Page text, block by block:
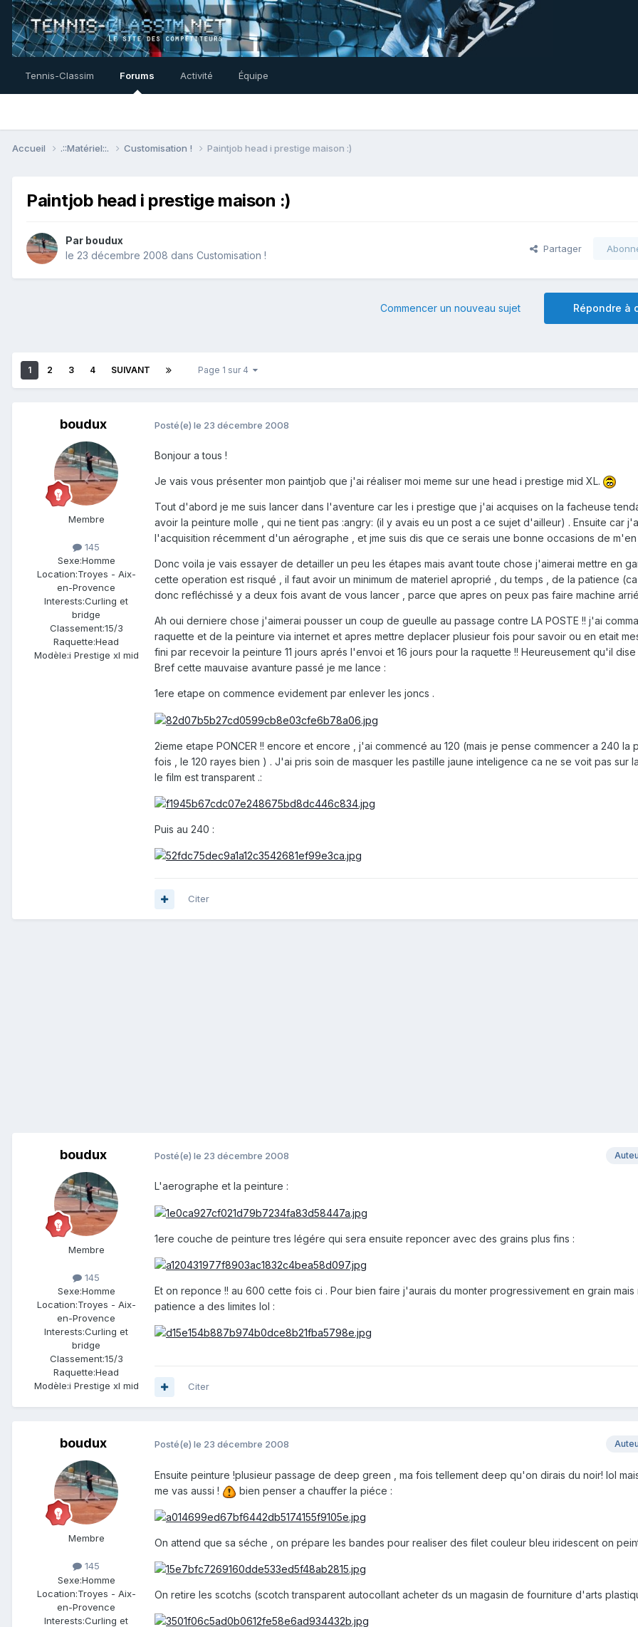
Tennis-Classim Forums Activité Équipe
Accueil .::Matériel::. Customisation ! Paintjob head i prestige maison :)
Paintjob head i prestige maison :)
Par boudux
le 23 décembre 2008 dans Customisation !
Partager
Répondre à
Commencer un nouveau sujet
1 2 3 4 SUIVANT Page 1 sur 4
boudux
Membre
145
Sexe:Homme
Location:Troyes - Aix-
en-Provence
Interests:Curling et
bridge
Classement:15/3
Raquette:Head
Modèle:i Prestige xl mid
Posté(e) le 23 décembre 2008
Bonjour a tous !
Je vais vous présenter mon paintjob que j'ai réaliser moi meme sur une head i prestige mid XL.
Tout d'abord je me suis lancer dans l'aventure car les i prestige que j'ai acquises on la facheuse
avoir la peinture molle , qui ne tient pas :angry: (il y avais eu un post a ce sujet d'ailleur) . Ensuite car
l'acquisition récemment d'un aérographe , et jme suis dis que ce serais une bonne occasions de
Donc voila je vais essayer de detailler un peu les étapes mais avant toute chose j'aimerai mettre en
cette operation est risqué , il faut avoir un minimum de materiel aproprié , du temps , de la patience
donc refléchissé y a deux fois avant de vous lancer , parce que apres on peux pas faire machine
Ah oui derniere chose j'aimerai pousser un coup de gueulle au passage contre LA POSTE !! j'ai
raquette et de la peinture via internet et apres mettre deplacer plusieur fois pour savoir ou en etait
fini par recevoir la peinture 11 jours aprés l'envoi et 16 jours pour la raquette !! Heureusement qu'il dise
Bref cette mauvaise avanture passé je me lance :
1ere etape on commence evidement par enlever les joncs .
2ieme etape PONCER !! encore et encore , j'ai commencé au 120 (mais je pense commencer a 240 la
fois , le 120 rayes bien ) . J'ai pris soin de masquer les pastille jaune inteligence ca ne se voit pas sur
le film est transparent .:
Puis au 240 :
Citer
boudux
Membre
145
Sexe:Homme
Location:Troyes - Aix-
en-Provence
Interests:Curling et
bridge
Classement:15/3
Raquette:Head
Modèle:i Prestige xl mid
Posté(e) le 23 décembre 2008
L'aerographe et la peinture :
1ere couche de peinture tres légére qui sera ensuite reponcer avec des grains plus fins :
Et on reponce !! au 600 cette fois ci . Pour bien faire j'aurais du monter progressivement en grain mais
patience a des limites lol :
Citer
boudux
Membre
145
Sexe:Homme
Location:Troyes - Aix-
en-Provence
Interests:Curling et
Posté(e) le 23 décembre 2008
Ensuite peinture !plusieur passage de deep green , ma fois tellement deep qu'on dirais du noir! lol
me vas aussi !
bien penser a chauffer la piéce :
On attend que sa séche , on prépare les bandes pour realiser des filet couleur bleu iridescent on
On retire les scotchs (scotch transparent autocollant acheter ds un magasin de fourniture d'arts